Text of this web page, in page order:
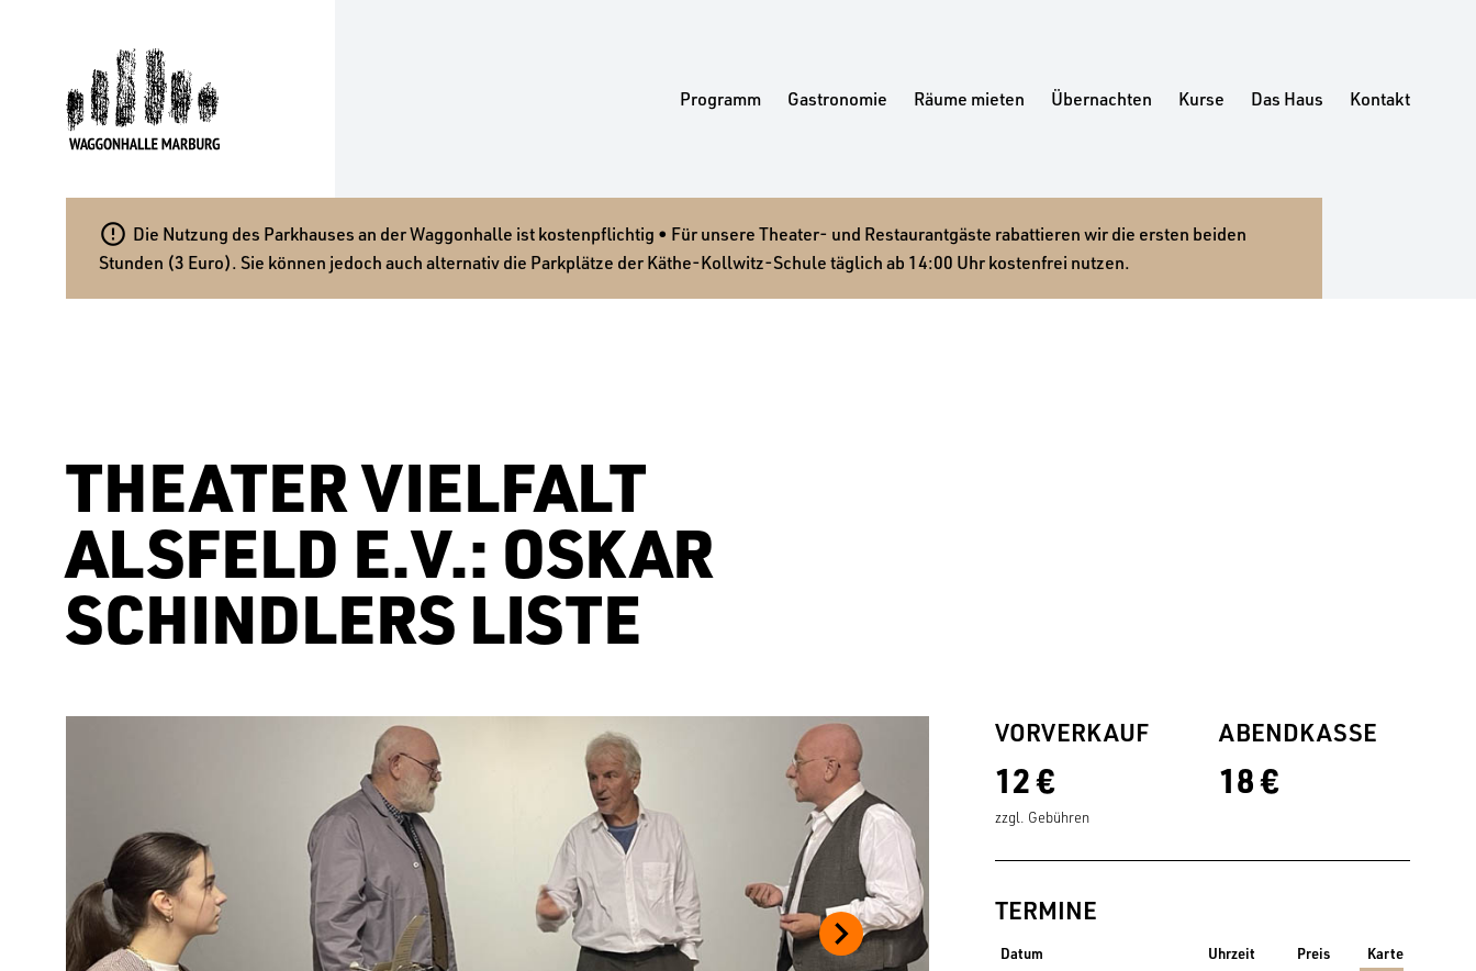
Programm Gastronomie Räume mieten Übernachten Kurse Das Haus Kontakt
 Die Nutzung des Parkhauses an der Waggonhalle ist kostenpflichtig • Für unsere Theater- und Restaurantgäste rabattieren wir die ersten beiden
Stunden (3 Euro). Sie können jedoch auch alternativ die Parkplätze der Käthe-Kollwitz-Schule täglich ab 14:00 Uhr kostenfrei nutzen.
THEATER VIELFALT
ALSFELD E.V.: OSKAR
SCHINDLERS LISTE
VORVERKAUF
12 €
zzgl. Gebühren
ABENDKASSE
18 €
TERMINE
Datum Uhrzeit Preis Karte